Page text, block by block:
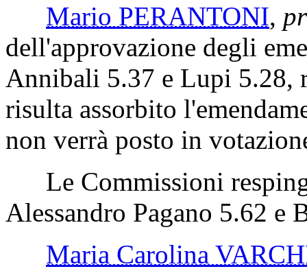
Mario PERANTONI,
dell'approvazione degli
Annibali 5.37 e Lupi
risulta assorbito
non verrà posto in
Le Commissioni
Alessandro Pagano 5.62 e
Maria Carolina